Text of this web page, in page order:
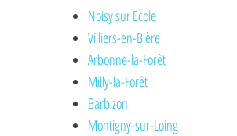
Noisy sur Ecole
Villiers-en-Bière
Arbonne-la-Forêt
Milly-la-Forêt
Barbizon
Montigny-sur-Loing